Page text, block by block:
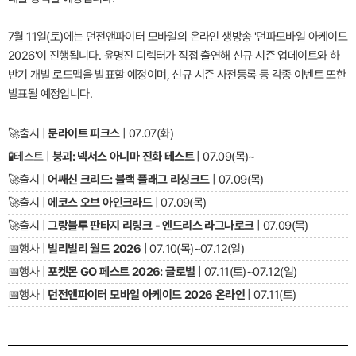
7월 11일(토)에는 던전앤파이터 모바일의 온라인 생방송 '던파모바일 아케이드
2026'이 진행됩니다. 윤명진 디렉터가 직접 출연해 신규 시즌 업데이트와 하
반기 개발 로드맵을 발표할 예정이며, 신규 시즌 사전등록 등 각종 이벤트 또한
발표될 예정입니다.
🚀출시 |문라이트 피크스| 07.07(화)
🧪테스트 | 붕괴: 넥서스 아니마 진화 테스트| 07.09(목)~
🚀출시 |어쌔신 크리드: 블랙 플래그 리싱크드| 07.09(목)
🚀출시 |에코스 오브 아인크라드| 07.09(목)
🚀출시 |그랑블루 판타지 리링크 - 엔드리스 라그나로크| 07.09(목)
📅행사 | 빌리빌리 월드 2026 | 07.10(목)~07.12(일)
📅행사 |포켓몬 GO 페스트 2026: 글로벌 | 07.11(토)~07.12(일)
📅행사 | 던전앤파이터 모바일 아케이드 2026 온라인 | 07.11(토)